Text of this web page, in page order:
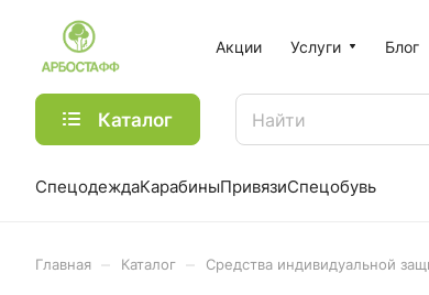
Акции Услуги Блог
Каталог
СпецодеждаКарабиныПривязиСпецобувь
Главная Каталог Средства индивидуальной